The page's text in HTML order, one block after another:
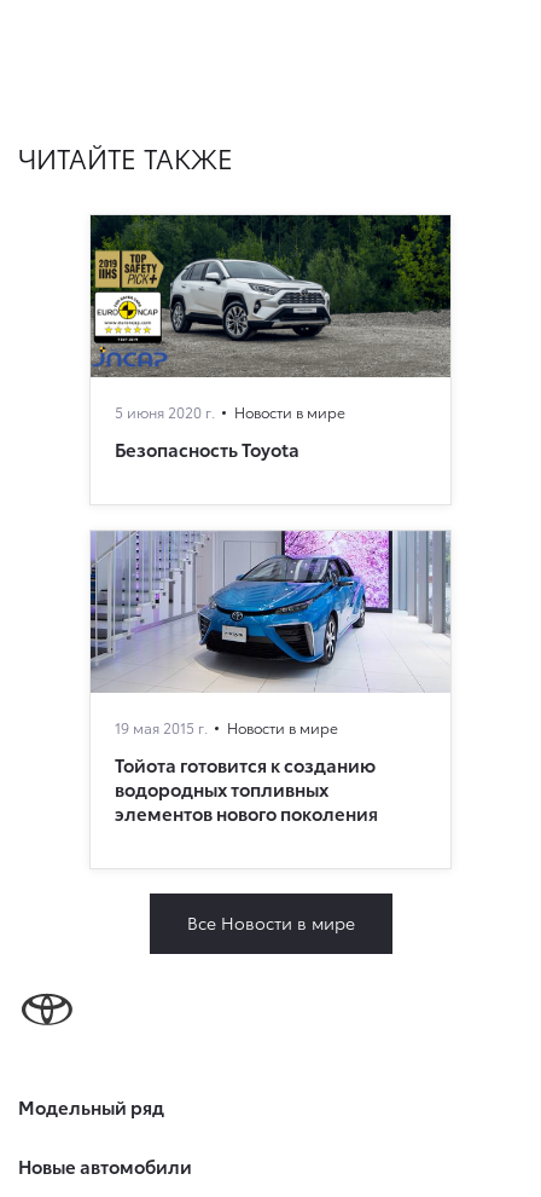
ЧИТАЙТЕ ТАКЖЕ
5 июня 2020 г. Новости в мире
Безопасность Toyota
19 мая 2015 г. Новости в мире
Тойота готовится к созданию
водородных топливных
элементов нового поколения
Все Новости в мире
Модельный ряд
Новые автомобили